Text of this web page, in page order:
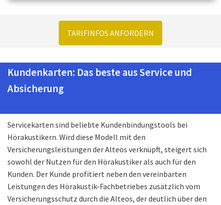
TARIFINFOS ANFORDERN
Kundenkarten: Das beste aus Service und
Absicherung
Servicekarten sind beliebte Kundenbindungstools bei
Hörakustikern. Wird diese Modell mit den
Versicherungsleistungen der Alteos verknüpft, steigert sich
sowohl der Nutzen für den Hörakustiker als auch für den
Kunden. Der Kunde profitiert neben den vereinbarten
Leistungen des Hörakustik-Fachbetriebes zusätzlich vom
Versicherungsschutz durch die Alteos, der deutlich über den